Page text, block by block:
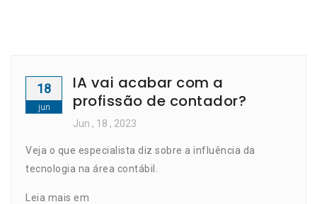
18
jun
IA vai acabar com a
profissão de contador?
Jun , 18 , 2023
Veja o que especialista diz sobre a influência da
tecnologia na área contábil.
Leia mais em